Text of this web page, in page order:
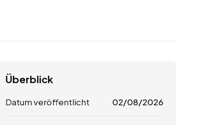
Überblick
Datum veröffentlicht 02/08/2026